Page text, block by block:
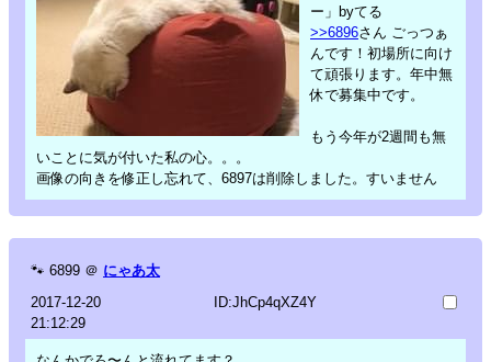
ー」byてる
>>6896さん ごっつぁ
んです！初場所に向け
て頑張ります。年中無
休で募集中です。
もう今年が2週間も無
いことに気が付いた私の心。。。
画像の向きを修正し忘れて、6897は削除しました。すいません
🐾 6899 ＠ にゃあ太
2017-12-20
21:12:29
ID:JhCp4qXZ4Y